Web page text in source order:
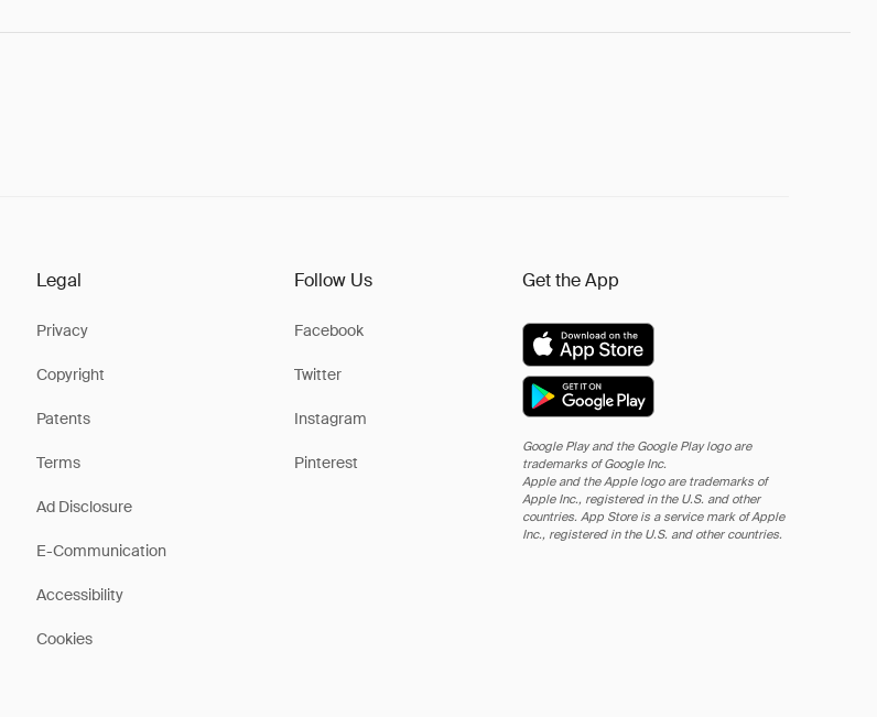
Legal
Privacy
Copyright
Patents
Terms
Ad Disclosure
E-Communication
Accessibility
Cookies
Follow Us
Facebook
Twitter
Instagram
Pinterest
Get the App
Google Play and the Google Play logo are
trademarks of Google Inc.
Apple and the Apple logo are trademarks of
Apple Inc., registered in the U.S. and other
countries. App Store is a service mark of Apple
Inc., registered in the U.S. and other countries.